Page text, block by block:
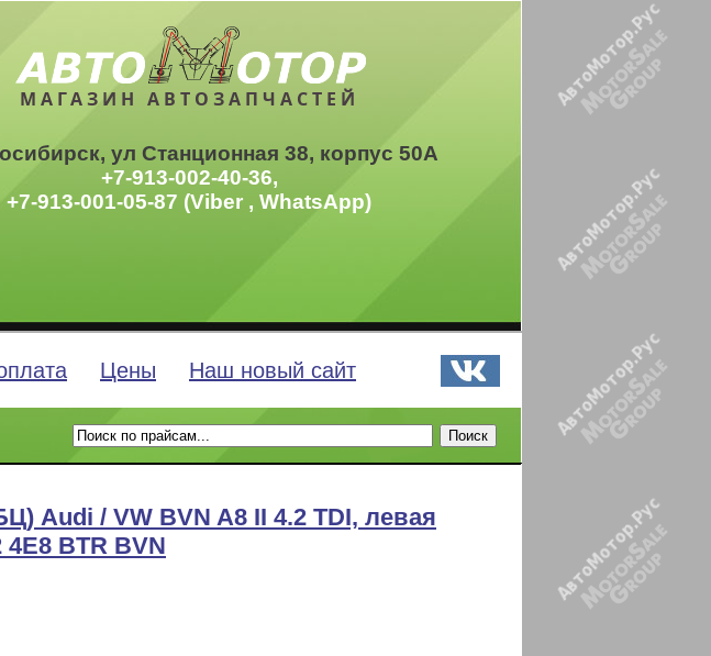
МАГАЗИН АВТОЗАПЧАСТЕЙ
ул Станционная 38, корпус 50А
+7-913-002-40-36,
+7-913-001-05-87 (Viber , WhatsApp)
Цены Наш новый сайт
Audi / VW BVN A8 II 4.2 TDI, левая
4E8 BTR BVN